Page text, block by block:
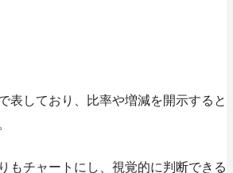
表しており、比率や増減を開示すると
もチャートにし、視覚的に判断できる